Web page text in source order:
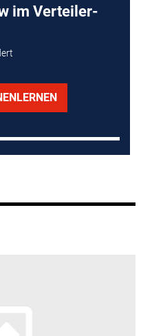
im Verteiler-